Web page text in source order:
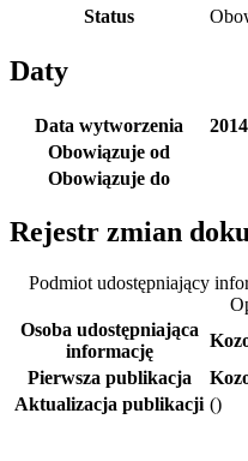
Status
Daty
Data wytworzenia
Obowiązuje od
Obowiązuje do
Rejestr zmian
Podmiot udostępniający
Osoba udostępniająca
informację
Pierwsza publikacja
Aktualizacja publikacji ()